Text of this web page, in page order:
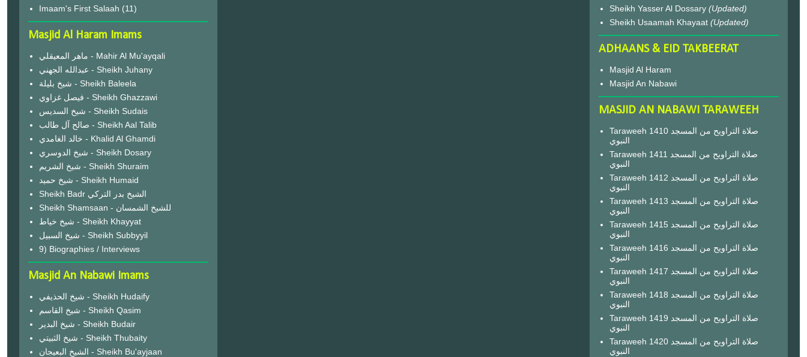
Imaam's First Salaah (11)
Masjid Al Haram Imams
ماهر المعيقلي - Mahir Al Mu'ayqali
عبدالله الجهني - Sheikh Juhany
شيخ بليلة - Sheikh Baleela
فيصل غزاوي - Sheikh Ghazzawi
شيخ السديس - Sheikh Sudais
صالح آل طالب - Sheikh Aal Talib
خالد الغامدي - Khalid Al Ghamdi
شيخ الدوسري - Sheikh Dosary
شيخ الشريم - Sheikh Shuraim
شيخ حميد - Sheikh Humaid
Sheikh Badr الشيخ بدر التركي
Sheikh Shamsaan - للشيخ الشمسان
شيخ خياط - Sheikh Khayyat
شيخ السبيل - Sheikh Subbyyil
9) Biographies / Interviews
Masjid An Nabawi Imams
شيخ الحذيفي - Sheikh Hudaify
شيخ القاسم - Sheikh Qasim
شيخ البدير - Sheikh Budair
شيخ الثبيتي - Sheikh Thubaity
الشيخ البعيجان - Sheikh Bu'ayjaan
Sheikh Yasser Al Dossary (Updated)
Sheikh Usaamah Khayaat (Updated)
ADHAANS & EID TAKBEERAT
Masjid Al Haram
Masjid An Nabawi
MASJID AN NABAWI TARAWEEH
Taraweeh 1410 صلاة التراويح من المسجد
النبوي
Taraweeh 1411 صلاة التراويح من المسجد
النبوي
Taraweeh 1412 صلاة التراويح من المسجد
النبوي
Taraweeh 1413 صلاة التراويح من المسجد
النبوي
Taraweeh 1415 صلاة التراويح من المسجد
النبوي
Taraweeh 1416 صلاة التراويح من المسجد
النبوي
Taraweeh 1417 صلاة التراويح من المسجد
النبوي
Taraweeh 1418 صلاة التراويح من المسجد
النبوي
Taraweeh 1419 صلاة التراويح من المسجد
النبوي
Taraweeh 1420 صلاة التراويح من المسجد
النبوي